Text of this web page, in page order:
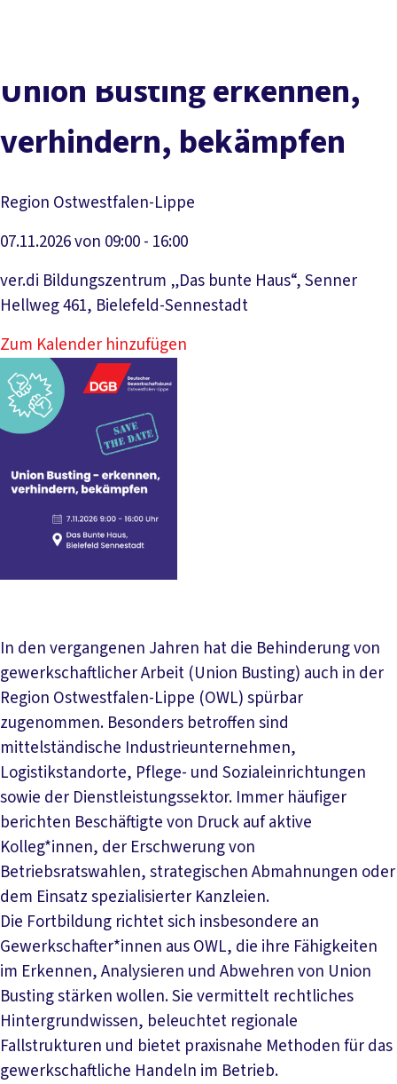
Politik in NRW
Service
Union Busting erkennen,
verhindern, bekämpfen
Region Ostwestfalen-Lippe
07.11.2026 von 09:00 - 16:00
ver.di Bildungszentrum „Das bunte Haus“, Senner
Hellweg 461, Bielefeld-Sennestadt
Zum Kalender hinzufügen
In den vergangenen Jahren hat die Behinderung von
gewerkschaftlicher Arbeit (Union Busting) auch in der
Region Ostwestfalen-Lippe (OWL) spürbar
zugenommen. Besonders betroffen sind
mittelständische Industrieunternehmen,
Logistikstandorte, Pflege- und Sozialeinrichtungen
sowie der Dienstleistungssektor. Immer häufiger
berichten Beschäftigte von Druck auf aktive
Kolleg*innen, der Erschwerung von
Betriebsratswahlen, strategischen Abmahnungen oder
dem Einsatz spezialisierter Kanzleien.
Die Fortbildung richtet sich insbesondere an
Gewerkschafter*innen aus OWL, die ihre Fähigkeiten
im Erkennen, Analysieren und Abwehren von Union
Busting stärken wollen. Sie vermittelt rechtliches
Hintergrundwissen, beleuchtet regionale
Fallstrukturen und bietet praxisnahe Methoden für das
gewerkschaftliche Handeln im Betrieb.